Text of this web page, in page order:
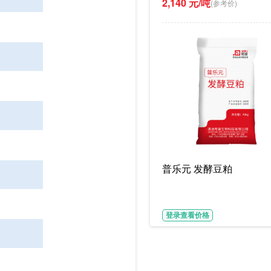
(参考价)
普乐元 发酵豆粕
登录查看价格